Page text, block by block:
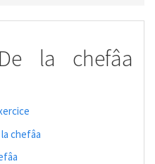
la chefâa
chefâa